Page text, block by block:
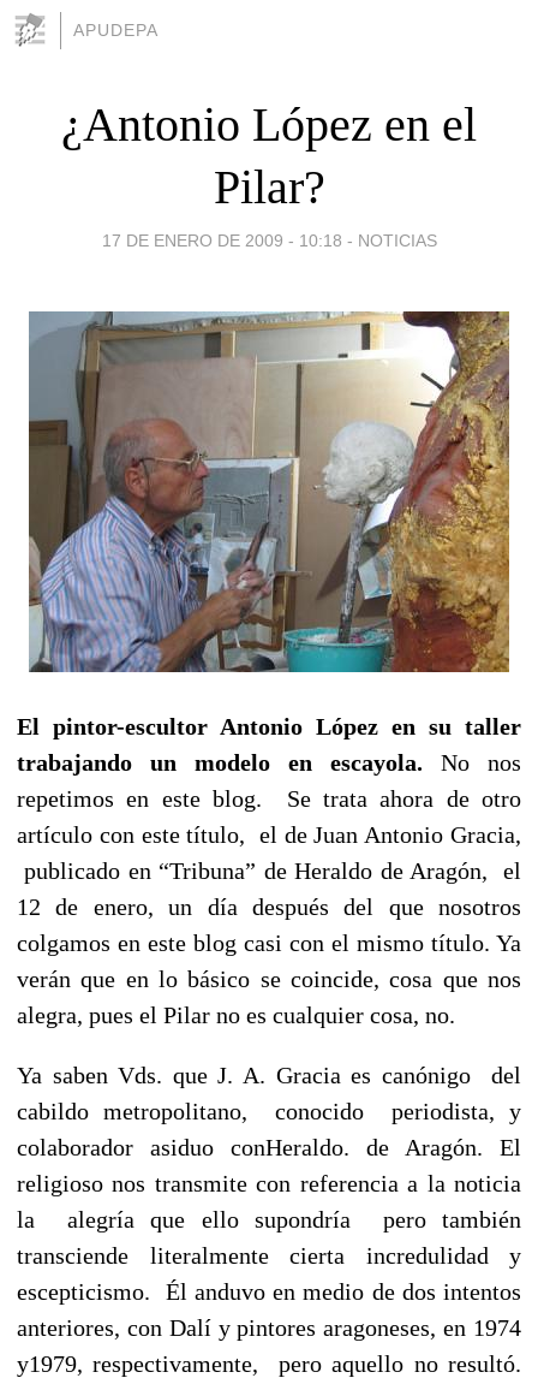
APUDEPA
¿Antonio López en el
Pilar?
17 DE ENERO DE 2009 - 10:18 - NOTICIAS
El pintor-escultor Antonio López en su taller
trabajando un modelo en escayola. No nos
repetimos en este blog.
Se trata ahora de otro
artículo con este título, el de Juan Antonio Gracia,
publicado en “Tribuna” de Heraldo de Aragón,
el
12 de enero, un día después del que nosotros
colgamos en este blog casi con el mismo título. Ya
verán que en lo básico se coincide, cosa que nos
alegra, pues el Pilar no es cualquier cosa, no.
Ya saben Vds. que J. A. Gracia es canónigo
del
cabildo metropolitano,
conocido
periodista, y
colaborador asiduo conHeraldo. de Aragón. El
religioso nos transmite con referencia a la noticia
la
alegría que ello supondría
pero también
transciende literalmente cierta incredulidad y
escepticismo.
Él anduvo en medio de dos intentos
anteriores, con Dalí y pintores aragoneses, en 1974
y1979, respectivamente,
pero aquello no resultó.